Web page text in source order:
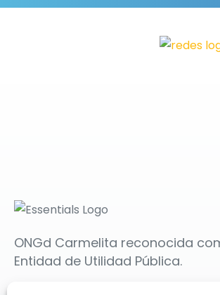
ONGd Carmelita reconocida
Entidad de Utilidad Pública.